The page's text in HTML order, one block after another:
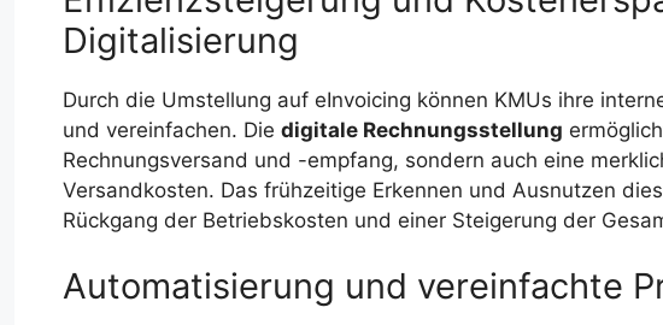
Digitalisierung
Durch die Umstellung auf eInvoicing können KMUs ihre
und vereinfachen. Die digitale Rechnungsstellung
Rechnungsversand und -empfang, sondern auch eine
Versandkosten. Das frühzeitige Erkennen und Ausnutzen
Rückgang der Betriebskosten und einer Steigerung der
Automatisierung und vereinfachte